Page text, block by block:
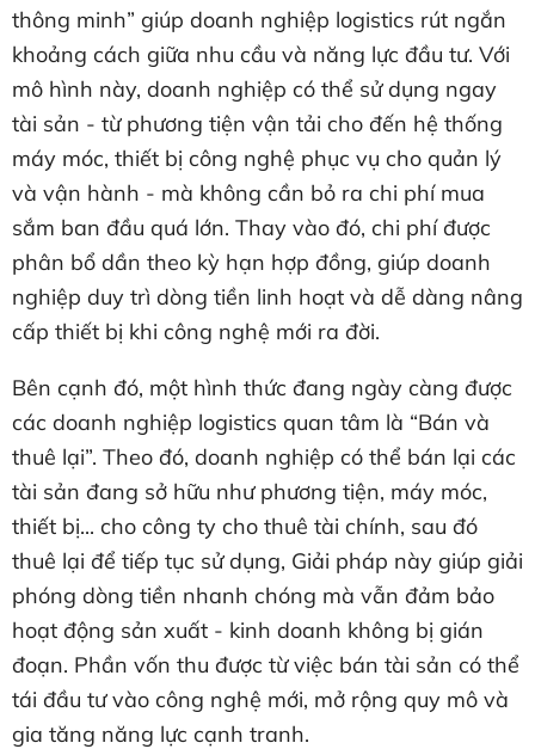
thông minh” giúp doanh nghiệp logistics rút ngắn
khoảng cách giữa nhu cầu và năng lực đầu tư. Với
mô hình này, doanh nghiệp có thể sử dụng ngay
tài sản - từ phương tiện vận tải cho đến hệ thống
máy móc, thiết bị công nghệ phục vụ cho quản lý
và vận hành - mà không cần bỏ ra chi phí mua
sắm ban đầu quá lớn. Thay vào đó, chi phí được
phân bổ dần theo kỳ hạn hợp đồng, giúp doanh
nghiệp duy trì dòng tiền linh hoạt và dễ dàng nâng
cấp thiết bị khi công nghệ mới ra đời.
Bên cạnh đó, một hình thức đang ngày càng được
các doanh nghiệp logistics quan tâm là “Bán và
thuê lại”. Theo đó, doanh nghiệp có thể bán lại các
tài sản đang sở hữu như phương tiện, máy móc,
thiết bị... cho công ty cho thuê tài chính, sau đó
thuê lại để tiếp tục sử dụng, Giải pháp này giúp giải
phóng dòng tiền nhanh chóng mà vẫn đảm bảo
hoạt động sản xuất - kinh doanh không bị gián
đoạn. Phần vốn thu được từ việc bán tài sản có thể
tái đầu tư vào công nghệ mới, mở rộng quy mô và
gia tăng năng lực cạnh tranh.